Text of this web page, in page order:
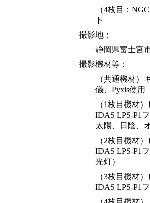
（4枚目：
ト
撮影地：
静岡県富士宮
撮影機材等：
（共通機材）
儀、Pyxis使用
（1枚目機材
IDAS LPS-P1
太陽、日陰、
（2枚目機材
IDAS LPS-P1
光灯）
（3枚目機材
IDAS LPS-P1